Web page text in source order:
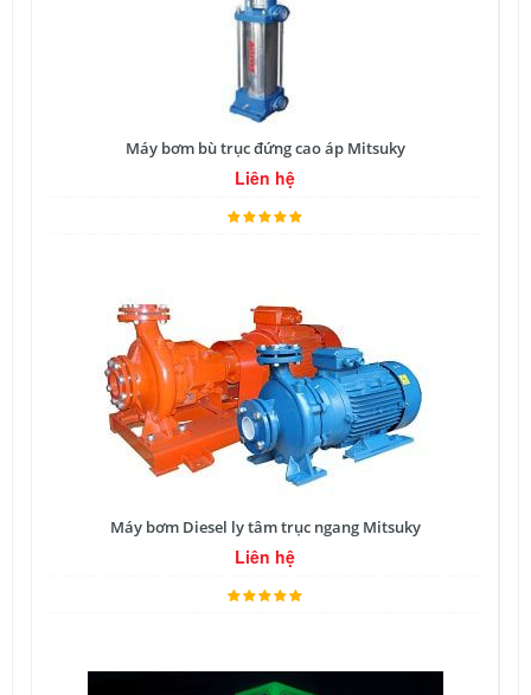
Máy bơm bù trục đứng cao áp Mitsuky
Liên hệ
Máy bơm Diesel ly tâm trục ngang Mitsuky
Liên hệ